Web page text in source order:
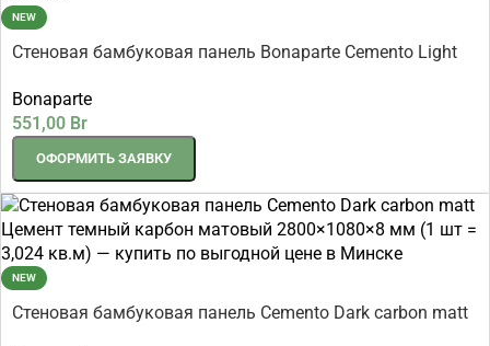
NEW
Стеновая бамбуковая панель Bonaparte Cemento Light
2800×1080×8 мм (1 шт = 3,024 кв.м)
Bonaparte
551,00 Br
ОФОРМИТЬ ЗАЯВКУ
NEW
Стеновая бамбуковая панель Cemento Dark carbon matt